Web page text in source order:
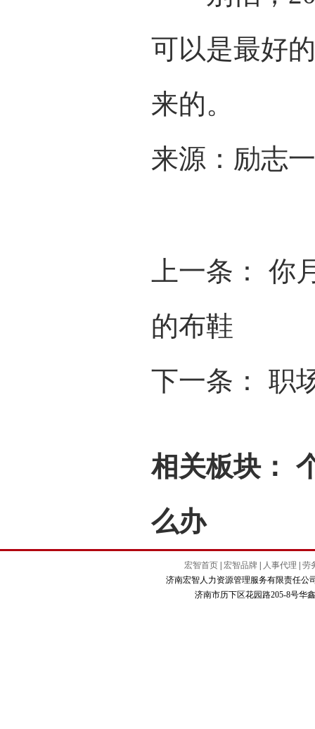
可以是最好
来的。
来源：励志
上一条： 你
的布鞋
下一条： 职
相关板块：
么办
宏智首页 宏智品牌 人事代理
劳
济南宏智人力资源管理服务有限责任公
济南市历下区花园路205-8号华